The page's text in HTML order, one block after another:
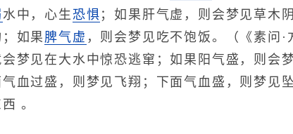
水中，心生恐惧 ；如果肝气虚，则会梦见草木
如果 脾气虚 ，则会梦见吃不饱饭。（《素问·
梦见在大水中惊恐逃窜；如果阳气盛，则会
血过盛，则梦见飞翔；下面气血盛，则梦见
。